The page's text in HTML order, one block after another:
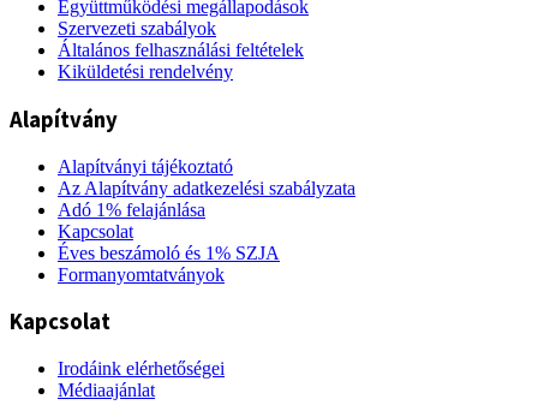
Együttműködési megállapodások
Szervezeti szabályok
Általános felhasználási feltételek
Kiküldetési rendelvény
Alapítvány
Alapítványi tájékoztató
Az Alapítvány adatkezelési szabályzata
Adó 1% felajánlása
Kapcsolat
Éves beszámoló és 1% SZJA
Formanyomtatványok
Kapcsolat
Irodáink elérhetőségei
Médiaajánlat